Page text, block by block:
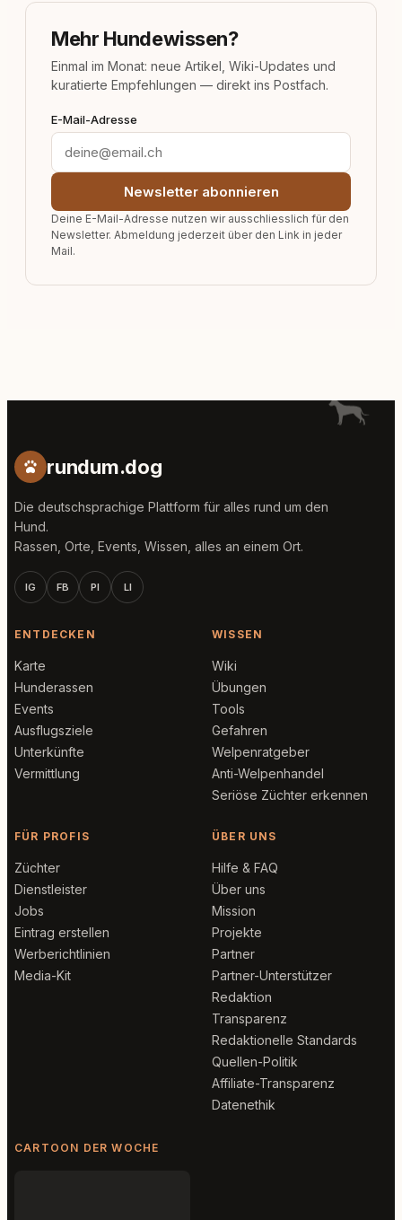
Mehr Hundewissen?
Einmal im Monat: neue Artikel, Wiki-Updates und
kuratierte Empfehlungen — direkt ins Postfach.
E-Mail-Adresse
Newsletter abonnieren
Deine E-Mail-Adresse nutzen wir ausschliesslich für den
Newsletter. Abmeldung jederzeit über den Link in jeder
Mail.
rundum.dog
Die deutschsprachige Plattform für alles rund um den
Hund.
Rassen, Orte, Events, Wissen, alles an einem Ort.
IG FB PI LI
ENTDECKEN
Karte
Hunderassen
Events
Ausflugsziele
Unterkünfte
Vermittlung
WISSEN
Wiki
Übungen
Tools
Gefahren
Welpenratgeber
Anti-Welpenhandel
Seriöse Züchter erkennen
FÜR PROFIS
Züchter
Dienstleister
Jobs
Eintrag erstellen
Werberichtlinien
Media-Kit
ÜBER UNS
Hilfe & FAQ
Über uns
Mission
Projekte
Partner
Partner-Unterstützer
Redaktion
Transparenz
Redaktionelle Standards
Quellen-Politik
Affiliate-Transparenz
Datenethik
CARTOON DER WOCHE